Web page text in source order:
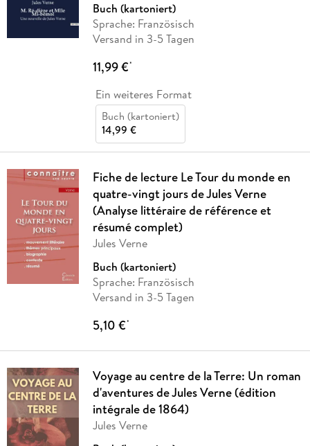
Buch (kartoniert)
Sprache: Französisch
Versand in 3-5 Tagen
11,99 €*
Ein weiteres Format
Buch (kartoniert)
14,99 €
Fiche de lecture Le Tour du monde en
quatre-vingt jours de Jules Verne
(Analyse littéraire de référence et
résumé complet)
Jules Verne
Buch (kartoniert)
Sprache: Französisch
Versand in 3-5 Tagen
5,10 €*
Voyage au centre de la Terre: Un roman
d'aventures de Jules Verne (édition
intégrale de 1864)
Jules Verne